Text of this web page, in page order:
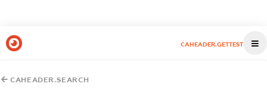
CAHEADER.GETTEST
CAHEADER.SEARCH